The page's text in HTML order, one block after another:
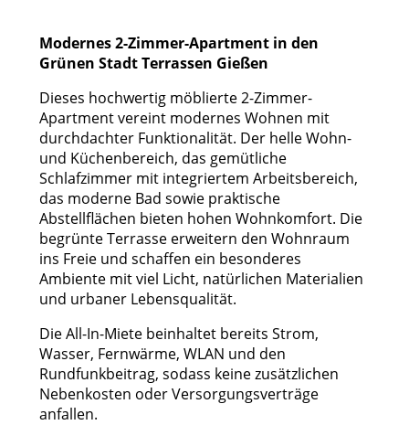
Modernes 2-Zimmer-Apartment in den
Grünen Stadt Terrassen Gießen
Dieses hochwertig möblierte 2-Zimmer-
Apartment vereint modernes Wohnen mit
durchdachter Funktionalität. Der helle Wohn-
und Küchenbereich, das gemütliche
Schlafzimmer mit integriertem Arbeitsbereich,
das moderne Bad sowie praktische
Abstellflächen bieten hohen Wohnkomfort. Die
begrünte Terrasse erweitern den Wohnraum
ins Freie und schaffen ein besonderes
Ambiente mit viel Licht, natürlichen Materialien
und urbaner Lebensqualität.
Die All-In-Miete beinhaltet bereits Strom,
Wasser, Fernwärme, WLAN und den
Rundfunkbeitrag, sodass keine zusätzlichen
Nebenkosten oder Versorgungsverträge
anfallen.